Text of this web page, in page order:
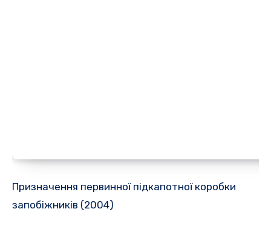
Призначення первинної підкапотної коробки
запобіжників (2004)